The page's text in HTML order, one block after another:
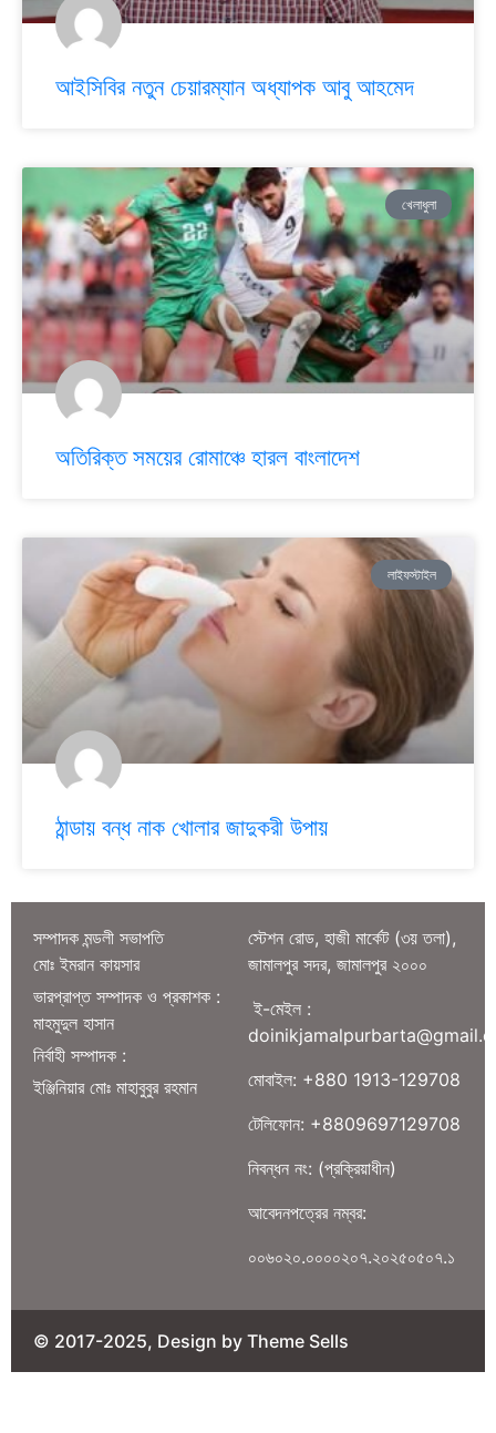
আইসিবির নতুন চেয়ারম্যান অধ্যাপক আবু আহমেদ
খেলাধুলা
অতিরিক্ত সময়ের রোমাঞ্চে হারল বাংলাদেশ
লাইফস্টাইল
ঠান্ডায় বন্ধ নাক খোলার জাদুকরী উপায়
সম্পাদক মন্ডলী সভাপতি
মোঃ ইমরান কায়সার
ভারপ্রাপ্ত সম্পাদক ও প্রকাশক :
মাহমুদুল হাসান
নির্বাহী সম্পাদক :
ইঞ্জিনিয়ার মোঃ মাহাবুবুর রহমান
স্টেশন রোড, হাজী মার্কেট (৩য় তলা),
জামালপুর সদর, জামালপুর ২০০০
ই-মেইল :
মোবাইল: +880 1913-129708
টেলিফোন: +8809697129708
নিবন্ধন নং: (প্রক্রিয়াধীন)
আবেদনপত্রের নম্বর:
০০৬০২০.০০০০২০৭.২০২৫০৫০৭.১
© 2017-2025, Design by Theme Sells